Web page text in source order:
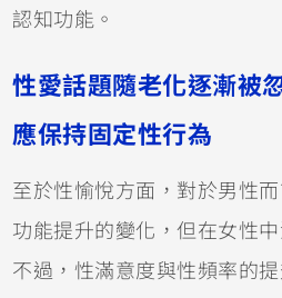
認知功能。
性愛話題隨老化逐漸被
應保持固定性行為
至於性愉悅方面，對於男性
功能提升的變化，但在女性
不過，性滿意度與性頻率的